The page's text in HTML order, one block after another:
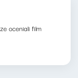
oceniali film